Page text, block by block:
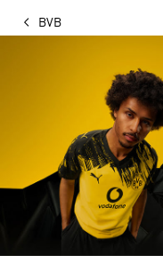
BVB